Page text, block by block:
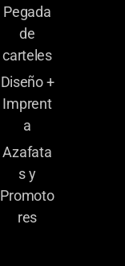
Pegada
de
carteles
Diseño +
Imprent
a
Azafata
s y
Promoto
res